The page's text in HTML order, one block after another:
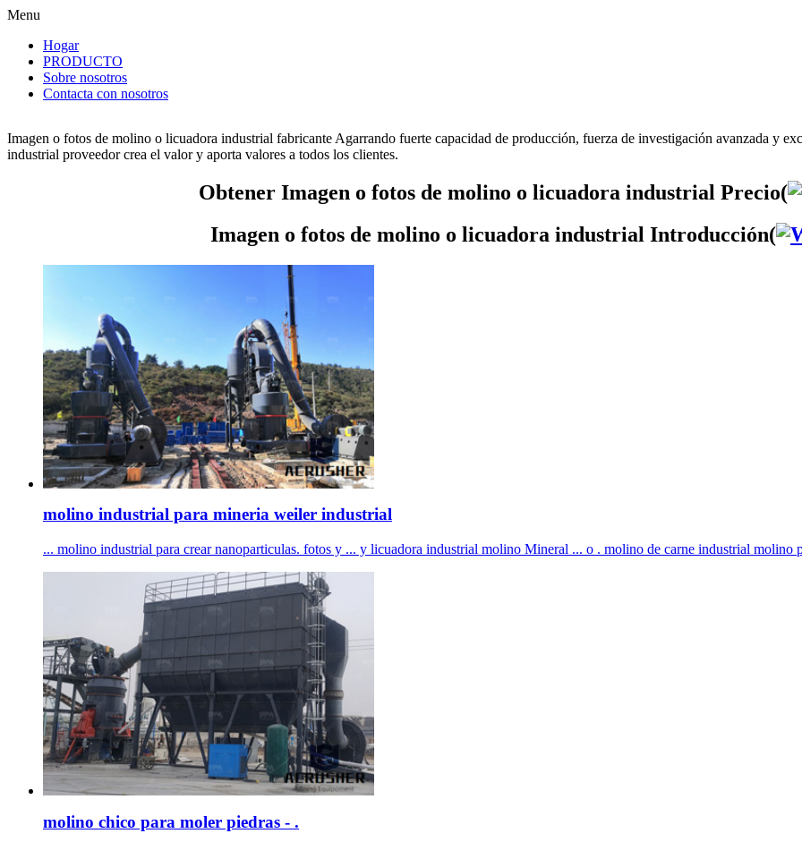
Menu
Hogar
PRODUCTO
Sobre nosotros
Contacta con nosotros
Imagen o fotos de molino o licuadora industrial fabricante Agarrando fuerte capacidad de producción, fuerza de investigación avanzada y
industrial proveedor crea el valor y aporta valores a todos los clientes.
Obtener Imagen o fotos de molino o licuadora industrial Precio(
Imagen o fotos de molino o licuadora industrial Introducción(
molino industrial para mineria weiler industrial
... molino industrial para crear nanoparticulas. fotos y ... y licuadora industrial molino Mineral ... o . molino de carne industrial molino
molino chico para moler piedras - .